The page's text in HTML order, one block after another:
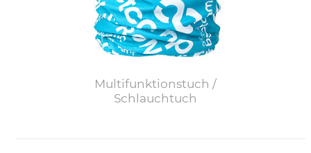
Multifunktionstuch /
Schlauchtuch